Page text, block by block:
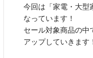
今回は「家電・大型
なっています！
セール対象商品の中
アップしていきます